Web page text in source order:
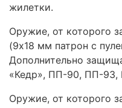
жилетки.
Оружие, от которого
(9х18 мм патрон с
Дополнительно
«Кедр», ПП-90, ПП-93,
Оружие, от которого